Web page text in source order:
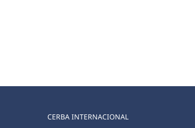
CERBA INTERNACIONAL